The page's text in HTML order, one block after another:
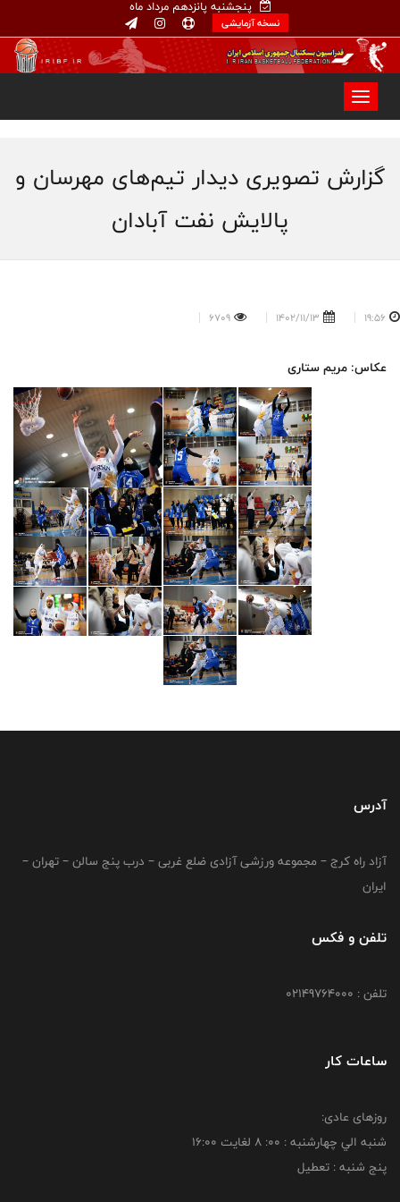
پنجشنبه پانزدهم مرداد ماه
نسخه آزمایشی
گزارش تصویری دیدار تیم‌های مهرسان و
پالایش نفت آبادان
19:56
1402/11/13
6709
عکاس: مریم ستاری
آدرس
آزاد راه کرج – مجموعه ورزشی آزادی ضلع غربی – درب پنج سالن – تهران –
ایران
تلفن و فکس
تلفن : 02149764000
ساعات کار
روزهای عادی:
شنبه الي چهارشنبه : 00: 8 لغايت 16:00
پنج شنبه : تعطیل